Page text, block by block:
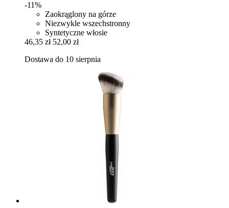
-11%
Zaokrąglony na górze
Niezwykle wszechstronny
Syntetyczne włosie
46,35 zł 52,00 zł
Dostawa do 10 sierpnia